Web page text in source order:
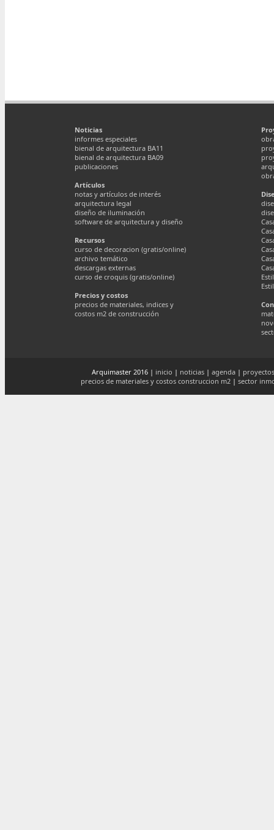
Noticias
informes especiales
bienal de arquitectura BA11
bienal de arquitectura BA09
publicaciones
Artículos
notas y artículos de interés
arquitectura legal
diseño de iluminación
software de arquitectura y diseño
Recursos
curso de decoracion (gratis/online)
archivo temático
descargas externas
curso de croquis (gratis/online)
Precios y costos
precios de materiales, indices y
costos m2 de construcción
Arquimaster 2016 | inicio | noticias| agenda|
precios de materiales y costos construccion m2 | sector